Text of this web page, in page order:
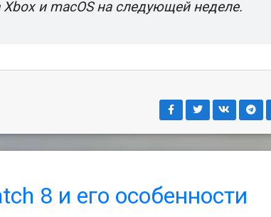
и macOS на следующей неделе.
8 и его особенности